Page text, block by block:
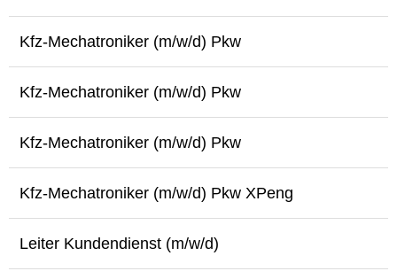
Kfz-Mechatroniker (m/w/d) Pkw
Kfz-Mechatroniker (m/w/d) Pkw
Kfz-Mechatroniker (m/w/d) Pkw
Kfz-Mechatroniker (m/w/d) Pkw XPeng
Leiter Kundendienst (m/w/d)